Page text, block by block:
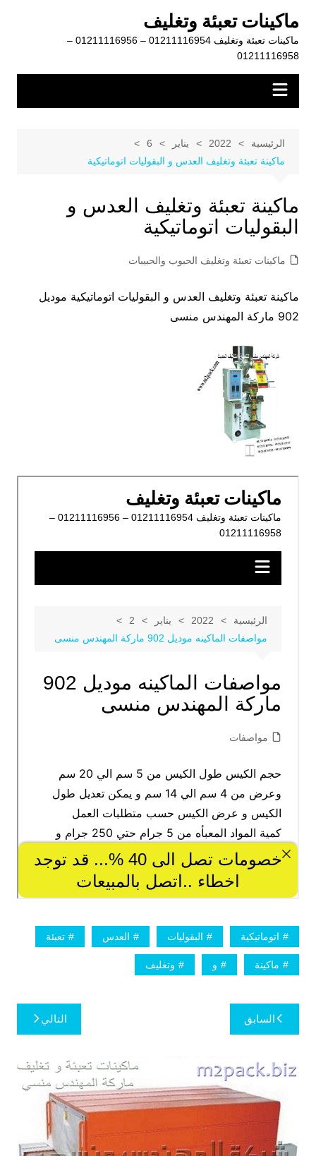
المحتوى
ماكينات تعبئة وتغليف
ماكينات تعبئة وتغليف 01211116954 – 01211116956 –
01211116958
الرئيسية 2022 يناير
6
ماكينة تعبئة وتغليف العدس و البقوليات اتوماتيكية
ماكينة تعبئة وتغليف العدس و
البقوليات اتوماتيكية
ماكينات تعبئة وتغليف الحبوب والحبيبات
ماكينة تعبئة وتغليف العدس و البقوليات اتوماتيكية موديل
902 ماركة المهندس منسى
اتوماتيكية البقوليات العدس تعبئة
ماكينة و وتغليف
تصفّح
المقالات
السابق التالي